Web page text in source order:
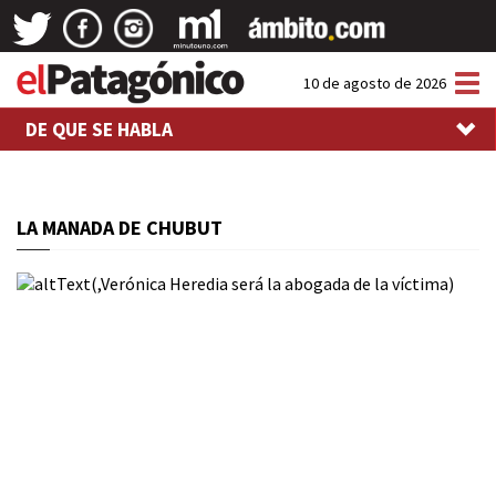
10 de agosto de 2026
DE QUE SE HABLA
LA MANADA DE CHUBUT